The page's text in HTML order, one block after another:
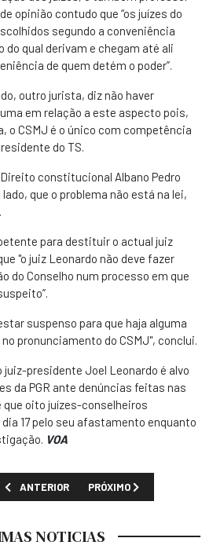
opinião contudo que “os juízes do
segundo a conveniência
do qual derivam e chegam até ali
de quem detém o poder”.
outro jurista, diz não haver
em relação a este aspecto pois,
o CSMJ é o único com competência
do TS.
constitucional Albano Pedro
que o problema não está na lei,
para destituir o actual juiz
"o juiz Leonardo não deve fazer
do Conselho num processo em que
suspenso para que haja alguma
pronunciamento do CSMJ", conclui.
juiz-presidente Joel Leonardo é alvo
da PGR ante denúncias feitas nas
que oito juízes-conselheiros
17 pelo seu afastamento enquanto
VOA
ARTIGO ANTERIOR: EX-CANDIDATO À
ANTERIOR PRÓXIMO ARTIGO:
PRÓXIMO
NOTICIAS